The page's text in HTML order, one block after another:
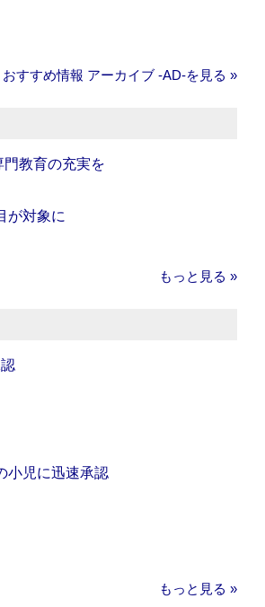
おすすめ情報 アーカイブ ‐AD‐を見る »
門教育の充実を
が対象に
もっと見る »
小児に迅速承認
もっと見る »